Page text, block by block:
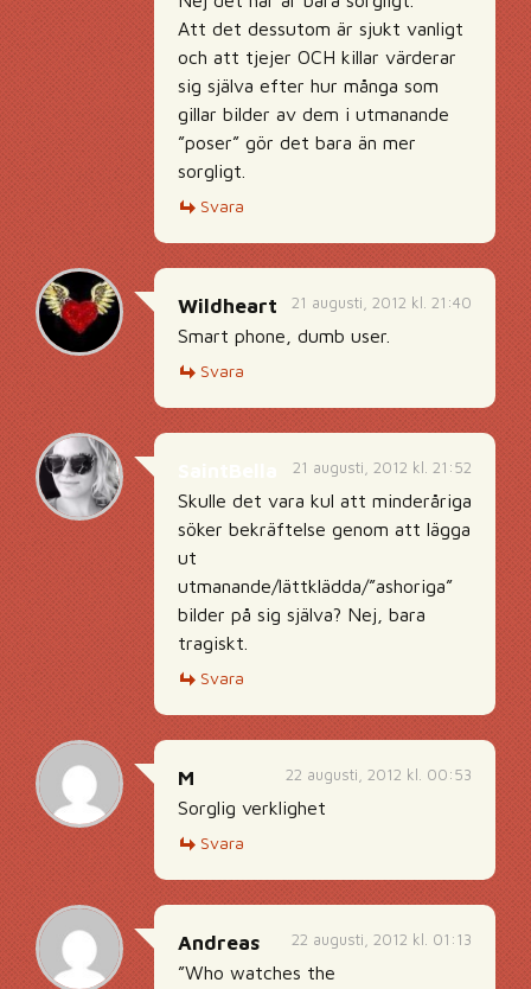
Att det dessutom är sjukt vanligt
och att tjejer OCH killar värderar
sig själva efter hur många som
gillar bilder av dem i utmanande
”poser” gör det bara än mer
sorgligt.
Svara
21 augusti, 2012 kl. 21:40
Wildheart
Smart phone, dumb user.
Svara
21 augusti, 2012 kl. 21:52
Skulle det vara kul att minderåriga
söker bekräftelse genom att lägga
ut
utmanande/lättklädda/”ashoriga”
bilder på sig själva? Nej, bara
tragiskt.
Svara
22 augusti, 2012 kl. 00:53
M
Sorglig verklighet
Svara
22 augusti, 2012 kl. 01:13
Andreas
”Who watches the